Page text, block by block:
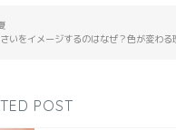
いをイメージするのはなぜ？色が変わる
POST